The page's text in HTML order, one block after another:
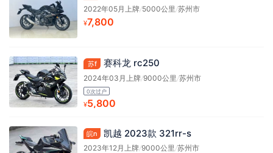
2022年05月上牌/5000公里 /苏州市
¥7,800
苏f 赛科龙 rc250
2024年03月上牌/9000公里 /苏州市
0次过户
¥5,800
皖n 凯越 2023款 321rr-s
2023年12月上牌/9000公里 /苏州市